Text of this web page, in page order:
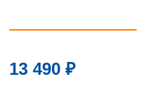
13 490 ₽